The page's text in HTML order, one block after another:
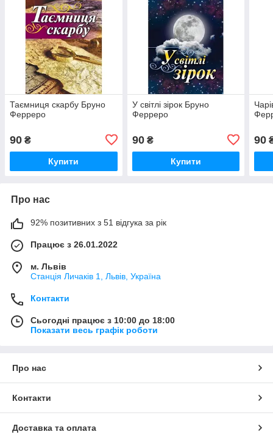
Таємниця скарбу Бруно
Ферреро
90 ₴
Купити
У світлі зірок Бруно
Ферреро
90₴
Купити
90
Про нас
92% позитивних з 51 відгука за рік
Працює з 26.01.2022
м. Львів
Станція Личаків 1, Львів, Україна
Контакти
Сьогодні працює з 10:00 до 18:00
Показати весь графік роботи
Про нас
Контакти
Доставка та оплата